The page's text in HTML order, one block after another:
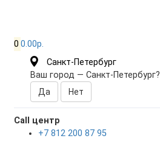
0 0.00р.
Санкт-Петербург
Ваш город — Санкт-Петербург?
Call центр
+7 812 200 87 95